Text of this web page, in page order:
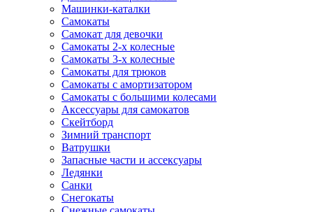
Машинки-каталки
Самокаты
Самокат для девочки
Самокаты 2-х колесные
Самокаты 3-х колесные
Самокаты для трюков
Самокаты с амортизатором
Самокаты с большими колесами
Аксессуары для самокатов
Скейтборд
Зимний транспорт
Ватрушки
Запасные части и ассексуары
Ледянки
Санки
Снегокаты